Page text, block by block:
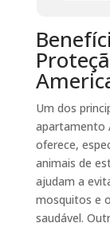
Um dos
apartamento
oferece,
animais de
ajudam a
mosquitos e
saudável.